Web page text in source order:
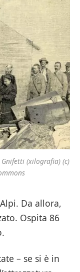
(xilografia) (c)
Da allora,
Ospita 86
– se si è in